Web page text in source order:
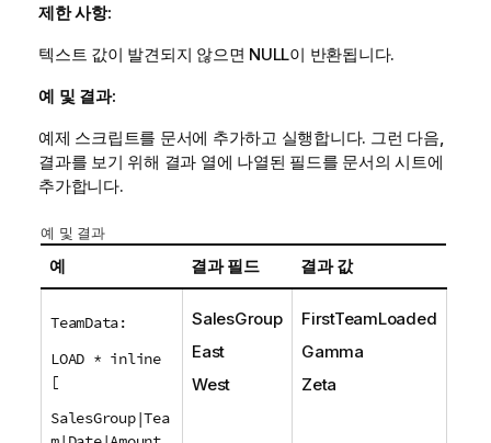
제한 사항:
텍스트 값이 발견되지 않으면 NULL이 반환됩니다.
예 및 결과:
예제 스크립트를 문서에 추가하고 실행합니다. 그런 다음,
결과를 보기 위해 결과 열에 나열된 필드를 문서의 시트에
추가합니다.
예 및 결과
예 결과 필드 결과 값
TeamData:
LOAD * inline
[
SalesGroup|Tea
SalesGroup
East
West
FirstTeamLoaded
Gamma
Zeta